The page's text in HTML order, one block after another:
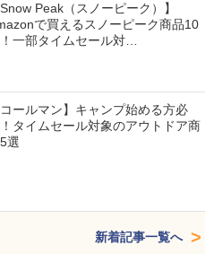
Snow Peak（スノーピーク）】
で買えるスノーピーク商品10
一部タイムセール対…
コールマン】キャンプ始める方必
！タイムセール対象のアウトドア商
選
新着記事一覧へ